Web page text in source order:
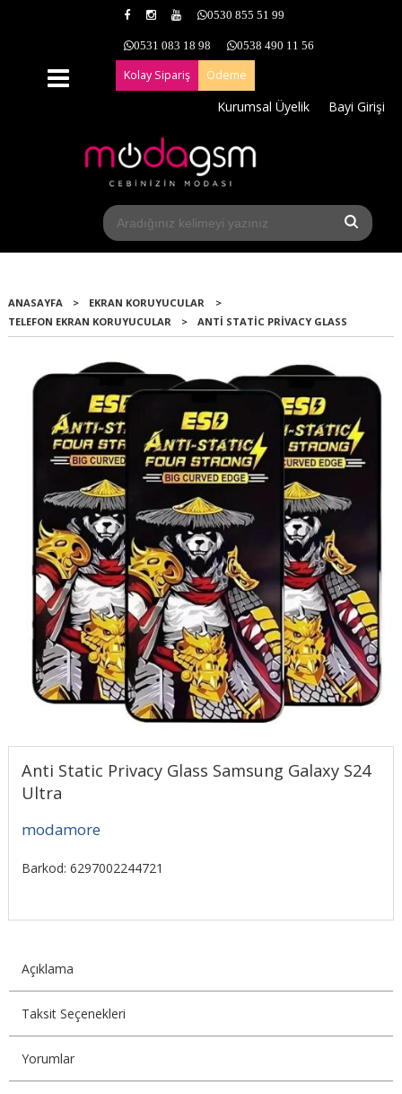
0530 855 51 99
0531 083 18 98 0538 490 11 56
Kolay Sipariş Ödeme
Kurumsal Üyelik Bayi Girişi
ANASAYFA > EKRAN KORUYUCULAR
>
TELEFON EKRAN KORUYUCULAR
> ANTI STATIC PRIVACY GLASS
Anti Static Privacy Glass Samsung Galaxy S24
Ultra
modamore
Barkod: 6297002244721
Açıklama
Taksit Seçenekleri
Yorumlar